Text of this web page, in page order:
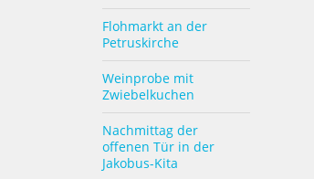
Flohmarkt an der
Petruskirche
Weinprobe mit
Zwiebelkuchen
Nachmittag der
offenen Tür in der
Jakobus-Kita